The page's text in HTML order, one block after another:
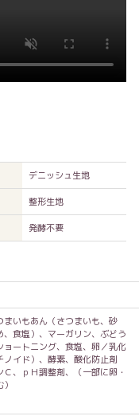
デニッシュ生地
整形生地
発酵不要
いもあん（さつまいも、砂
食塩）、マーガリン、ぶどう
ートニング、食塩、卵／乳化
イド）、酵素、酸化防止剤
Ｃ、ｐＨ調整剤、（一部に卵・